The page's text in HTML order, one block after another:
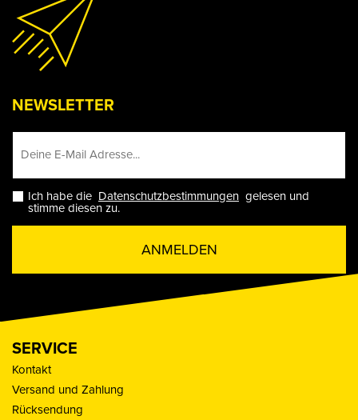
NEWSLETTER
Ich habe die Datenschutzbestimmungen gelesen und
stimme diesen zu.
ANMELDEN
SERVICE
Kontakt
Versand und Zahlung
Rücksendung